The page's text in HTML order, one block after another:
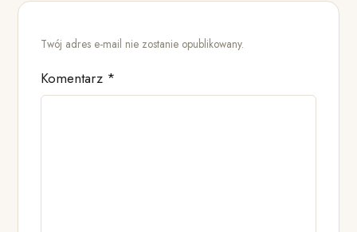
Twój adres e-mail nie zostanie opublikowany.
Komentarz *